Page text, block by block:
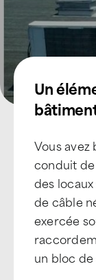
Un
Vous avez
conduit
des
de câble
exercée
un bloc